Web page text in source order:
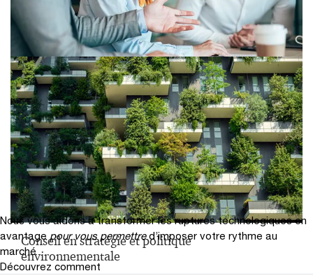
Secteur public
Conseil en stratégie et politique
environnementale
Nous vous aidons à transformer les ruptures technologiques en
avantage pour vous permettre d’imposer votre rythme au
marché
Découvrez comment